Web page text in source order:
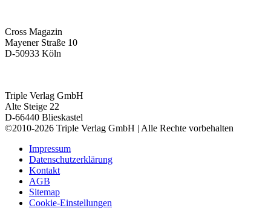
Cross Magazin
Mayener Straße 10
D-50933 Köln
Triple Verlag GmbH
Alte Steige 22
D-66440 Blieskastel
©2010-2026 Triple Verlag GmbH | Alle Rechte vorbehalten
Impressum
Datenschutzerklärung
Kontakt
AGB
Sitemap
Cookie-Einstellungen